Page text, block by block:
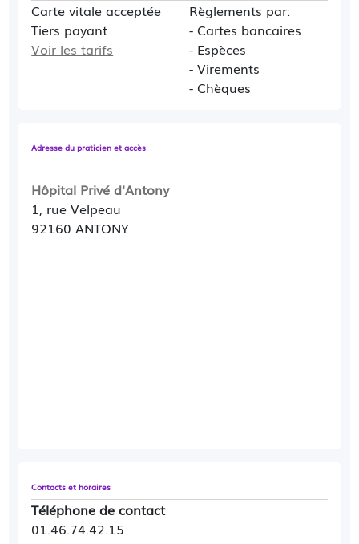
Carte vitale acceptée
Tiers payant
Voir les tarifs
Règlements par:
- Cartes bancaires
- Espèces
- Virements
- Chèques
Adresse du praticien et accès
Hôpital Privé d'Antony
1, rue Velpeau
92160 ANTONY
Contacts et horaires
Téléphone de contact
01.46.74.42.15